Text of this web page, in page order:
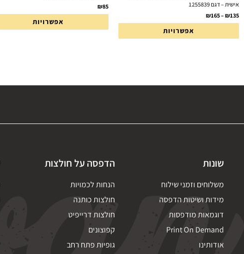
אישית – דגם 1255839
₪135
–
₪165
אפשרויות
₪85
אפשרויות
שונות
משלוחים וזמני שילוח
מידות ושיטות הדפסה
דוגמאות מודפסות
Print On Demand
אודותינו
הדפסה על חולצות
הנחות לכמויות
חולצות כותנה
חולצות דרייפיט
קפוצונים
גופיות פתח רחב